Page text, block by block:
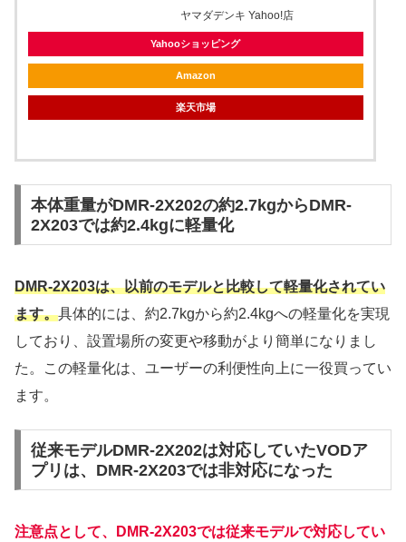
ヤマダデンキ Yahoo!店
Yahooショッピング
Amazon
楽天市場
本体重量がDMR-2X202の約2.7kgからDMR-
2X203では約2.4kgに軽量化
DMR-2X203は、以前のモデルと比較して軽量化されてい
ます。具体的には、約2.7kgから約2.4kgへの軽量化を実現
しており、設置場所の変更や移動がより簡単になりまし
た。この軽量化は、ユーザーの利便性向上に一役買ってい
ます。
従来モデルDMR-2X202は対応していたVODア
プリは、DMR-2X203では非対応になった
注意点として、DMR-2X203では従来モデルで対応してい